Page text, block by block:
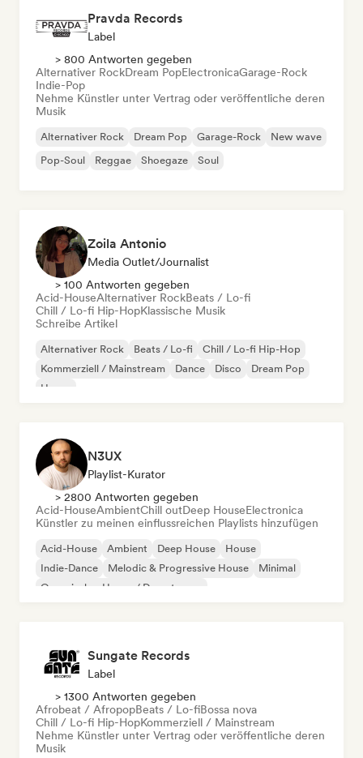
Pravda Records
Label
> 800 Antworten gegeben
Alternativer RockDream PopElectronicaGarage-Rock
Indie-Pop
Nehme Künstler unter Vertrag oder veröffentliche deren
Musik
Alternativer Rock Dream Pop Garage-Rock
New wave
Pop-Soul
Reggae Shoegaze Soul
Zoila Antonio
Media Outlet/Journalist
> 100 Antworten gegeben
Acid-HouseAlternativer RockBeats / Lo-fi
Chill / Lo-fi Hip-HopKlassische Musik
Schreibe Artikel
Alternativer Rock Beats / Lo-fi
Chill / Lo-fi Hip-Hop
Kommerziell / Mainstream
Dance Disco
Dream Pop
House
N3UX
Playlist-Kurator
> 2800 Antworten gegeben
Acid-HouseAmbientChill outDeep HouseElectronica
Künstler zu meinen einflussreichen Playlists hinzufügen
Acid-House Ambient Deep House
House
Indie-Dance
Melodic & Progressive House
Minimal
Organischer House / Downtempo
Sungate Records
Label
> 1300 Antworten gegeben
Afrobeat / AfropopBeats / Lo-fiBossa nova
Chill / Lo-fi Hip-HopKommerziell / Mainstream
Nehme Künstler unter Vertrag oder veröffentliche deren
Musik